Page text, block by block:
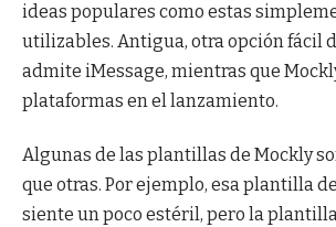
ideas populares como estas
utilizables. Antigua, otra opción fácil
admite iMessage, mientras que
plataformas en el lanzamiento.
Algunas de las plantillas de Mockly
que otras. Por ejemplo, esa plantilla
siente un poco estéril, pero la